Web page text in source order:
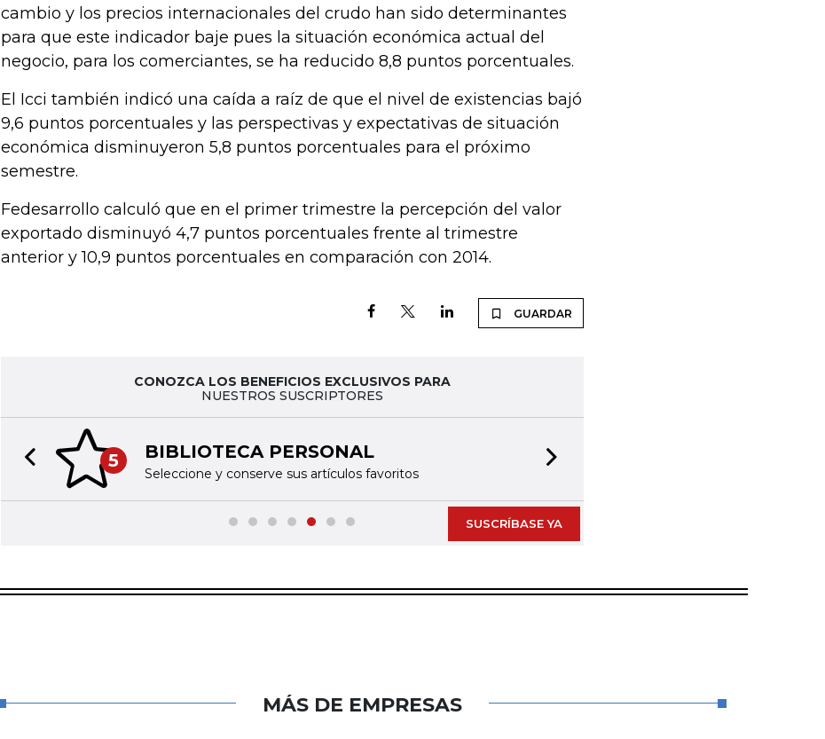
cambio y los precios internacionales del crudo han sido determinantes
para que este indicador baje pues la situación económica actual del
negocio, para los comerciantes, se ha reducido 8,8 puntos porcentuales.
El Icci también indicó una caída a raíz de que el nivel de existencias bajó
9,6 puntos porcentuales y las perspectivas y expectativas de situación
económica disminuyeron 5,8 puntos porcentuales para el próximo
semestre.
Fedesarrollo calculó que en el primer trimestre la percepción del valor
exportado disminuyó 4,7 puntos porcentuales frente al trimestre
anterior y 10,9 puntos porcentuales en comparación con 2014.
GUARDAR
CONOZCA LOS BENEFICIOS EXCLUSIVOS PARA
NUESTROS SUSCRIPTORES
5 BIBLIOTECA PERSONAL
Seleccione y conserve sus artículos favoritos
Previous slide
SUSCRÍBASE YA
MÁS DE EMPRESAS